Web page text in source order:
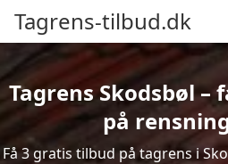
Tagrens-tilbud.dk
Tagrens Skodsbøl –
på
Få 3 gratis tilbud på tagrens i